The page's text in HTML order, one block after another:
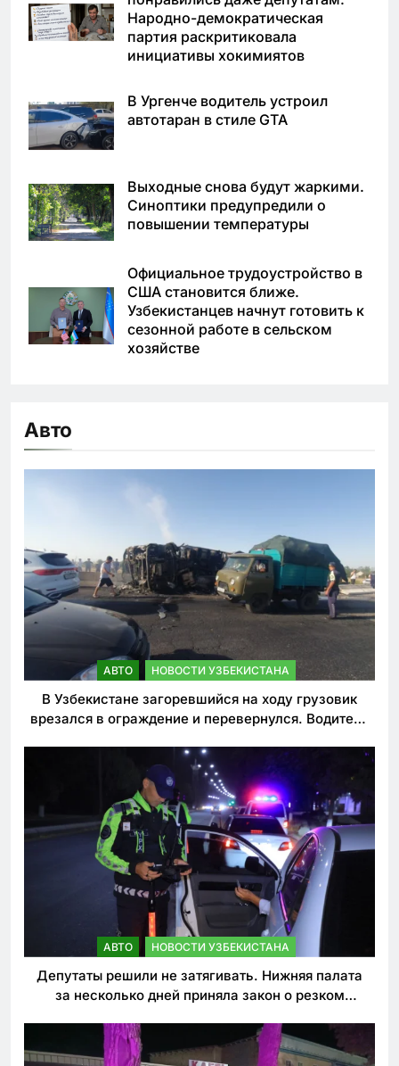
Народно-демократическая
партия раскритиковала
инициативы хокимиятов
В Ургенче водитель устроил
автотаран в стиле GTA
Выходные снова будут жаркими.
Синоптики предупредили о
повышении температуры
Официальное трудоустройство в
США становится ближе.
Узбекистанцев начнут готовить к
сезонной работе в сельском
хозяйстве
Авто
АВТО НОВОСТИ УЗБЕКИСТАНА
В Узбекистане загоревшийся на ходу грузовик
врезался в ограждение и перевернулся. Водитель
АВТО НОВОСТИ УЗБЕКИСТАНА
Депутаты решили не затягивать. Нижняя палата
за несколько дней приняла закон о резком